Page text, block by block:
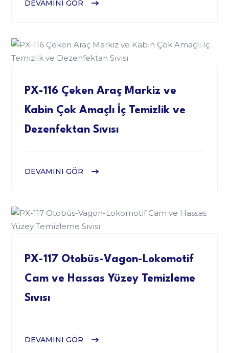
DEVAMINI GÖR
PX-116 Çeken Araç Markiz ve
Kabin Çok Amaçlı İç Temizlik ve
Dezenfektan Sıvısı
DEVAMINI GÖR
PX-117 Otobüs-Vagon-Lokomotif
Cam ve Hassas Yüzey Temizleme
Sıvısı
DEVAMINI GÖR